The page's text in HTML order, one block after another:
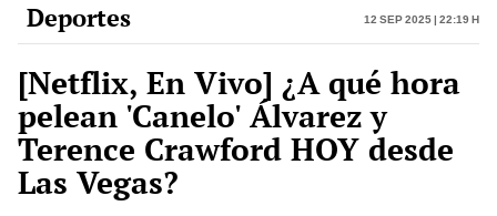
Deportes 12 Sep 2025 | 22:19 h
[Netflix, En Vivo] ¿A qué hora
pelean 'Canelo' Álvarez y
Terence Crawford HOY desde
Las Vegas?